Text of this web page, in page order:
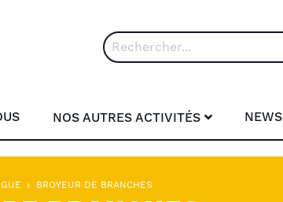
Rechercher
NOS AUTRES ACTIVITÉS NEWS
BROYEUR DE BRANCHES